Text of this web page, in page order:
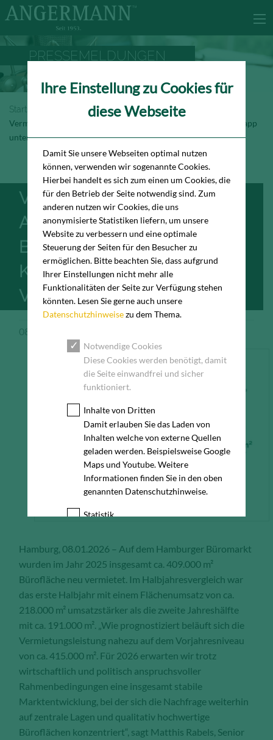
PRESSEMELDUNGEN
Startseite Newsroom
Pressemeldungen
Vermietungsleistung auf dem Hamburger Büromarkt bleibt knapp
unter dem Vorjahresniveau
VERMIETUNGSLEISTUNG
AUF DEM HAMBURGER
BÜROMARKT BLEIBT
KNAPP UNTER DEM
VORJAHRESNIVEAU
08.01.2026
Hamburg, 08.01.2026 – Auf dem Hamburger Büromarkt
wurden im Jahr 2025 insgesamt ca. 409.000 m²
Bürofläche neu vermietet. Im Halbjahresvergleich war
das erste Halbjahr mit einem Flächenumsatz von ca.
218.000 m² umsatzstärker als die zweite Jahreshälfte
mit ca. 191.000 m². „Wie prognostiziert beläuft sich die
Vermietungsleistung nahezu auf dem Vorjahresniveau
von ca. 415.000 m². Für 2026 erwarten wir trotz
wirtschaftlich und politisch anspruchsvoller
Rahmenbedingungen eine insgesamt stabile
Marktentwicklung, bei der sich die Nachfrage weiterhin
auf zentrale Lagen und qualitativ hochwertige
Büroflächen konzentriert“, sagt Matthis Rabels, Senior
Ihre Einstellung zu Cookies für
diese Webseite
Damit Sie unsere Webseiten optimal nutzen
können, verwenden wir sogenannte Cookies.
Hierbei handelt es sich zum einen um Cookies, die
für den Betrieb der Seite notwendig sind. Zum
anderen nutzen wir Cookies, die uns
anonymisierte Statistiken liefern, um unsere
Website zu verbessern und eine optimale
Steuerung der Seiten für den Besucher zu
ermöglichen. Bitte beachten Sie, dass aufgrund
Ihrer Einstellungen nicht mehr alle
Funktionalitäten der Seite zur Verfügung stehen
könnten. Lesen Sie gerne auch unsere
Datenschutzhinweisezu dem Thema.
Notwendige Cookies
Diese Cookies werden benötigt, damit
die Seite einwandfrei und sicher
funktioniert.
Inhalte von Dritten
Damit erlauben Sie das Laden von
Inhalten welche von externe Quellen
geladen werden. Beispielsweise Google
Maps und Youtube. Weitere
Informationen finden Sie in den oben
genannten Datenschutzhinweise.
Statistik
Anzahl der Besucher auf den Seiten,
Ihren Weg durch unseren
Internetauftritt oder das Gerät, mit
dem die Seiten angesehen werden.
Aufgrund dieser Statistiken können
wir unseren Webauftritt immer wieder
für unsere Besucher optimieren.
Speichern und schließen
Alle akzeptieren
Mehr über die genutzten Cookies erfahren